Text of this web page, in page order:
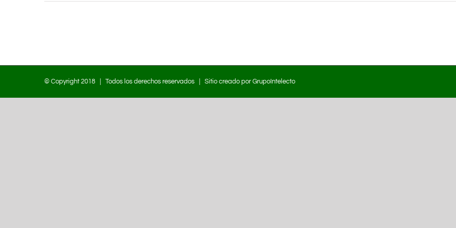
© Copyright 2018 | Todos los derechos reservados | Sitio creado porGrupoIntelecto